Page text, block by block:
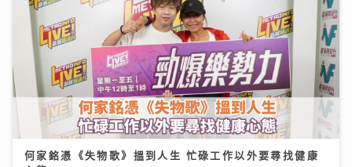
何家銘憑《失物歌》搵到人生 忙碌工作以外要尋找健康